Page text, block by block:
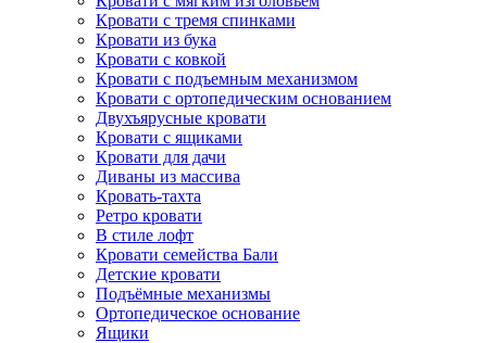
Кровати с тремя спинками
Кровати из бука
Кровати с ковкой
Кровати с подъемным механизмом
Кровати с ортопедическим основанием
Двухъярусные кровати
Кровати с ящиками
Кровати для дачи
Диваны из массива
Кровать-тахта
Ретро кровати
В стиле лофт
Кровати семейства Бали
Детские кровати
Подъёмные механизмы
Ортопедическое основание
Ящики